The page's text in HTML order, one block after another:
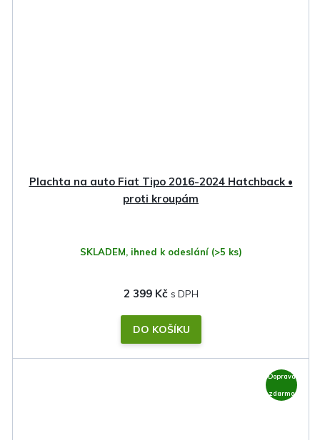
Plachta na auto Fiat Tipo 2016-2024 Hatchback •
proti kroupám
SKLADEM, ihned k odeslání (>5 ks)
2 399 Kč
DO KOŠÍKU
Doprava
zdarma